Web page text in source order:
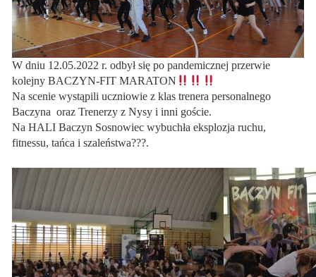
W dniu 12.05.2022 r. odbył się po pandemicznej przerwie
kolejny BACZYN-FIT MARATON
Na scenie wystąpili uczniowie z klas trenera personalnego
Baczyna oraz Trenerzy z Nysy i inni goście.
Na HALI Baczyn Sosnowiec wybuchła eksplozja ruchu,
fitnessu, tańca i szaleństwa???.